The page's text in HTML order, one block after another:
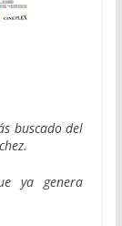
buscado del
ya genera